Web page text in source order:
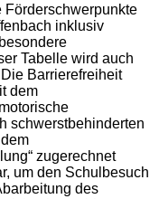
inklusiv
Tabelle wird auch
Barrierefreiheit
dem
schwerstbehinderten
zugerechnet
um den Schulbesuch
des